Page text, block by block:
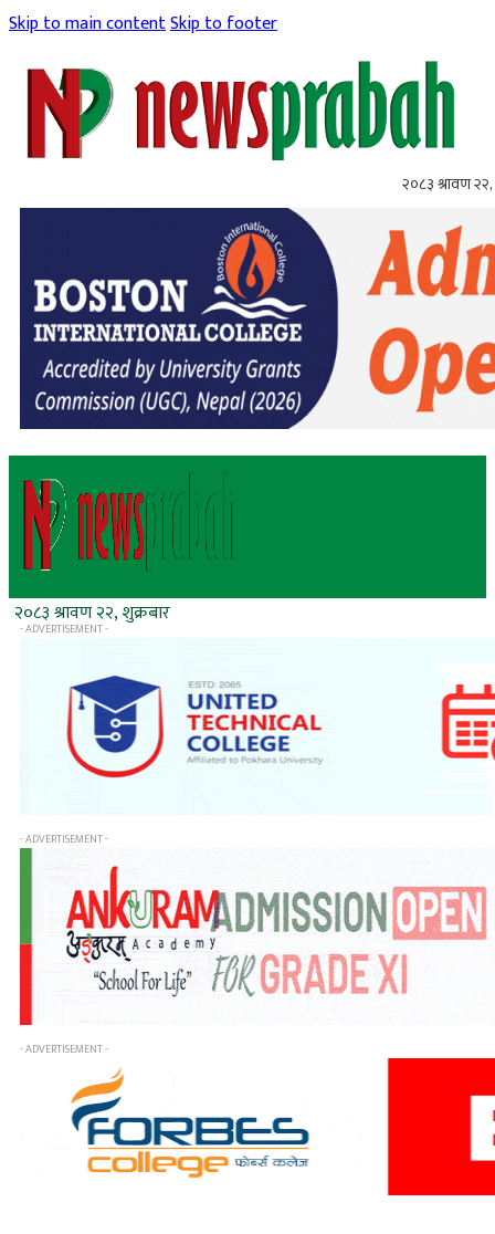
Skip to main contentSkip to footer
२०८३ श्रावण २२,
२०८३ श्रावण २२, शुक्रबार
- ADVERTISEMENT -
- ADVERTISEMENT -
- ADVERTISEMENT -